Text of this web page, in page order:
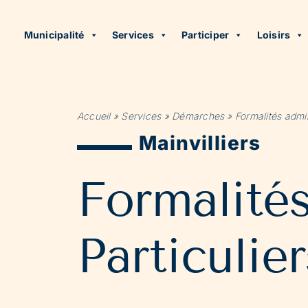
Municipalité Services Participer Loisirs
Accueil» Services» Démarches» Formalités
Mainvilliers